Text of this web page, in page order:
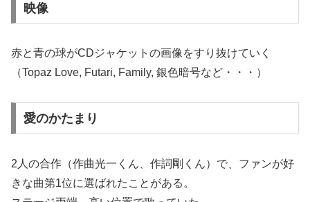
映像
赤と青の球がCDジャケットの画像をすり抜けていく
（Topaz Love, Futari, Family, 銀色暗号など・・・）
愛のかたまり
2人の合作（作曲光一くん、作詞剛くん）で、ファンが好
きな曲第1位に選ばれたことがある。